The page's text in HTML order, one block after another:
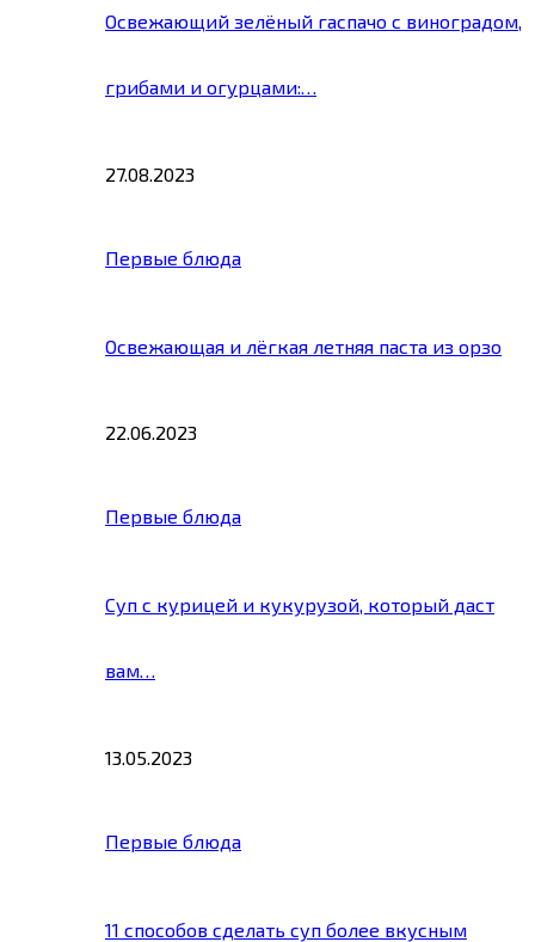
Освежающий зелёный гаспачо с виноградом,
грибами и огурцами:…
27.08.2023
Первые блюда
Освежающая и лёгкая летняя паста из орзо
22.06.2023
Первые блюда
Суп с курицей и кукурузой, который даст
вам…
13.05.2023
Первые блюда
11 способов сделать суп более вкусным